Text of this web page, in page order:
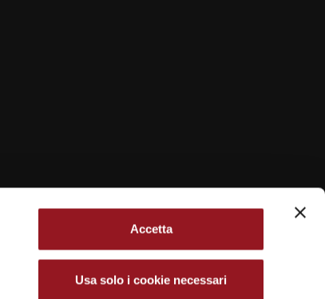
Accetta
Usa solo i cookie necessari